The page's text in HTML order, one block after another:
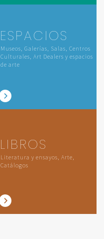
ESPACIOS
Museos, Galerías, Salas, Centros
Culturales, Art Dealers y espacios
de arte
LIBROS
Literatura y ensayos, Arte,
Catálogos